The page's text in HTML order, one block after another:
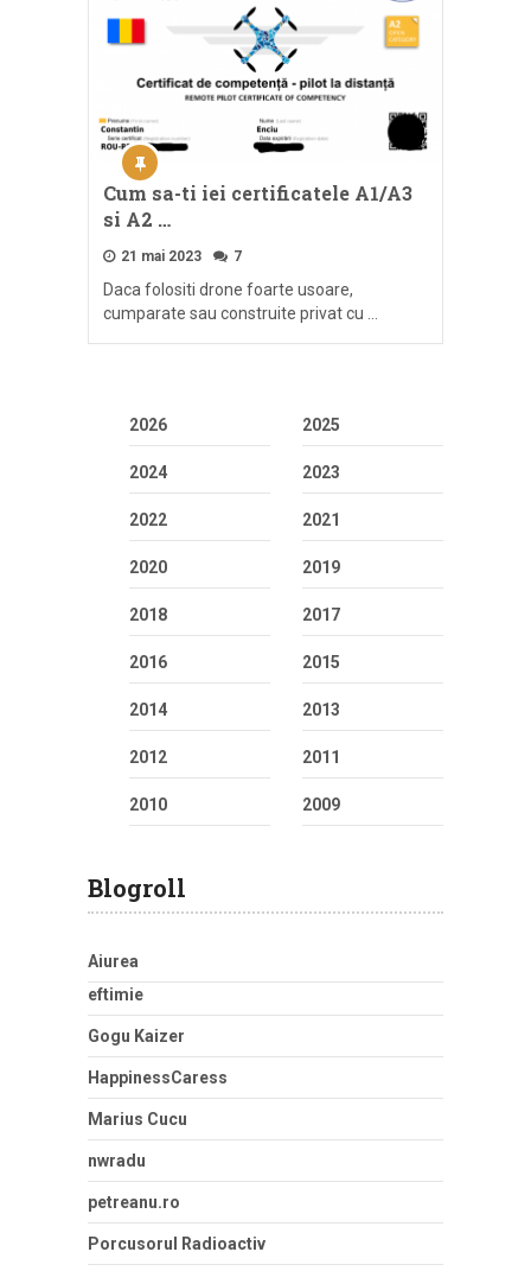
Cum sa-ti iei certificatele A1/A3
si A2 …
21 mai 2023 7
Daca folositi drone foarte usoare,
cumparate sau construite privat cu …
2026 2025
2024 2023
2022 2021
2020 2019
2018 2017
2016 2015
2014 2013
2012 2011
2010 2009
Blogroll
Aiurea
eftimie
Gogu Kaizer
HappinessCaress
Marius Cucu
nwradu
petreanu.ro
Porcusorul Radioactiv